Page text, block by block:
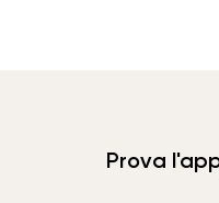
Prova